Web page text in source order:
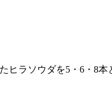
ヒラソウダを5・6・8